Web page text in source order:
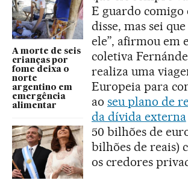
A morte de seis
crianças por
fome deixa o
norte
argentino em
emergência
alimentar
E guardo comigo
disse, mas sei
ele”, afirmou em
coletiva
realiza uma
Europeia para
ao seu plano de
da dívida externa
50 bilhões de
bilhões de reais)
os credores